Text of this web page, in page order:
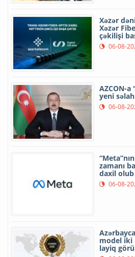
Xəzər
Xəzər
çəkilişi
06-08-
AZCON-
yeni
06-08-
zamanı
daxil olub
06-08-
model iki
layiq